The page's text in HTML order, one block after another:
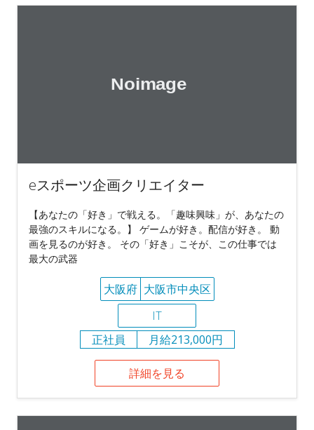
eスポーツ企画クリエイター
【あなたの「好き」で戦える。「趣味興味」が、あなたの
最強のスキルになる。】 ゲームが好き。配信が好き。 動
画を見るのが好き。 その「好き」こそが、この仕事では
最大の武器
大阪府 大阪市中央区
IT
正社員
月給213,000円
詳細を見る